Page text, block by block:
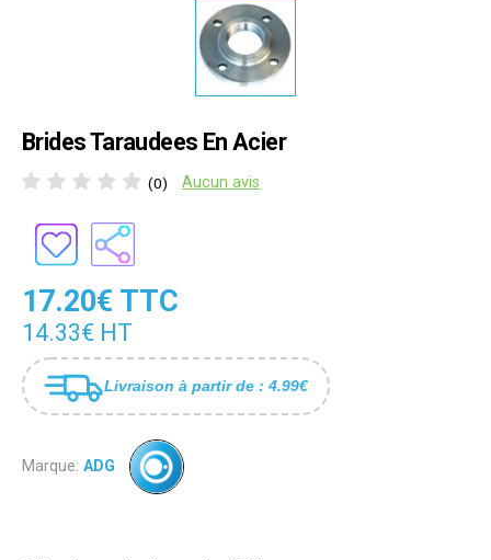
Brides Taraudees En Acier
(0) Aucun avis
17.20€ TTC
14.33€ HT
Livraison à partir de : 4.99€
Marque: ADG